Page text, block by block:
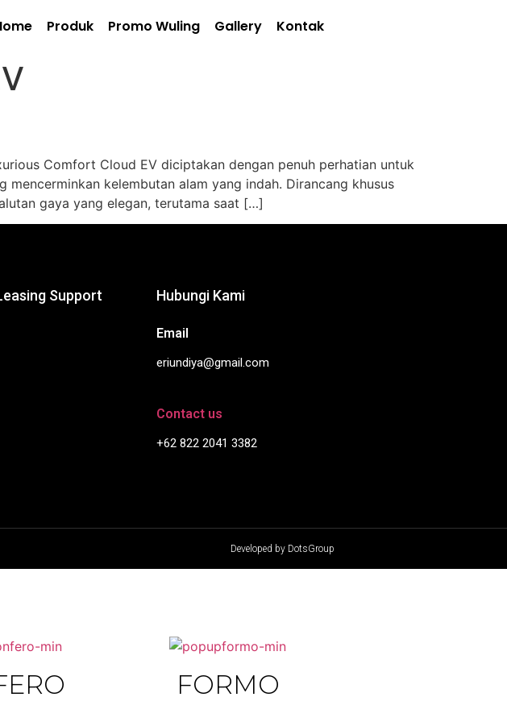
Produk Promo Wuling Gallery Kontak
Comfort Cloud EV diciptakan dengan penuh perhatian untuk
mencerminkan kelembutan alam yang indah. Dirancang khusus
gaya yang elegan, terutama saat […]
Support Hubungi Kami
Email
eriundiya@gmail.com
Contact us
+62 822 2041 3382
Developed by DotsGroup
FORMO